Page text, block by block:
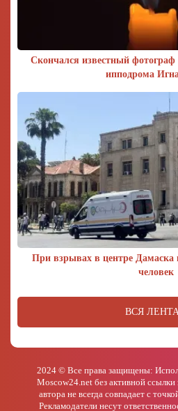
Скончался известный фотограф
ипподрома
При взрывах в центре Дамаска
человек
ВСЯ
2024 © Все права защищены:
Moscow24.net без активной
автора не всегда совпадает с
Рекламодатели несут